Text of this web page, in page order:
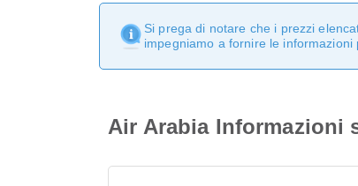
Si prega di notare che i prezzi
impegniamo a fornire le informazioni
Air Arabia Informazioni